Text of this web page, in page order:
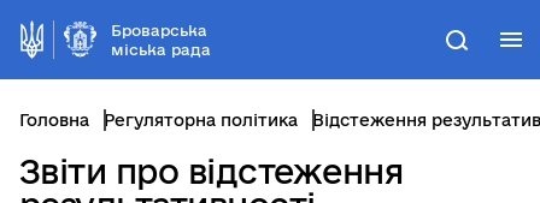
Броварська
міська рада
Пошук
Головна Регуляторна політика Відстеження
Звіти про відстеження